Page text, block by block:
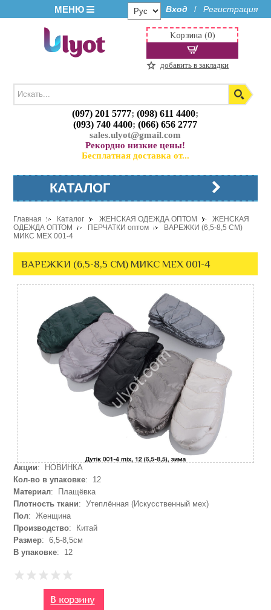
МЕНЮ Вход / Регистрация
(097) 201 5777;(098) 611 4400;
(093) 740 4400;(066) 656 2777
sales.ulyot@gmail.com
Рекордно низкие цены!
Бесплатная доставка от...
Корзина (0)
добавить в закладки
КАТАЛОГ
Главная Каталог ЖЕНСКАЯ ОДЕЖДА ОПТОМ
ЖЕНСКАЯ
ОДЕЖДА ОПТОМ
ПЕРЧАТКИ оптом
ВАРЕЖКИ (6,5-8,5 СМ)
МИКС МЕХ 001-4
ВАРЕЖКИ (6,5-8,5 СМ) МИКС МЕХ 001-4
Акции: НОВИНКА
Кол-во в упаковке: 12
Материал: Плащёвка
Плотность ткани: Утеплённая (Искусственный мех)
Пол: Женщина
Производство: Китай
Размер: 6,5-8,5см
В упаковке: 12